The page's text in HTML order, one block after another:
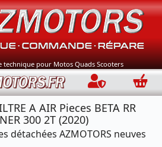
technique pour Motos Quads Scooters
Connection
A AIR Pieces BETA RR
300 2T (2020)
détachées AZMOTORS neuves